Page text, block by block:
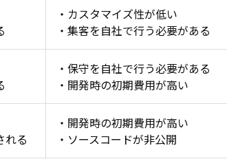
・カスタマイズ性が低い
・集客を自社で行う必要がある
・保守を自社で行う必要がある
・開発時の初期費用が高い
れる
・開発時の初期費用が高い
・ソースコードが非公開